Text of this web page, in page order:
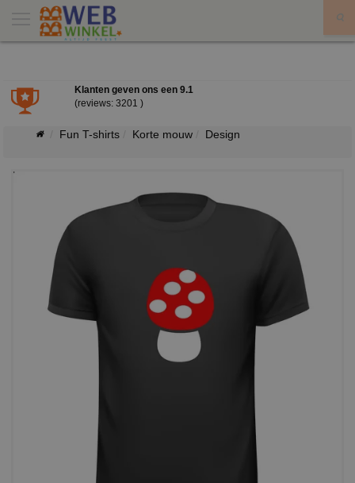
36.522 artikelen uit voorraad leverbaar
De grootste van Nederland.
Fun T-shirts Korte mouw Design